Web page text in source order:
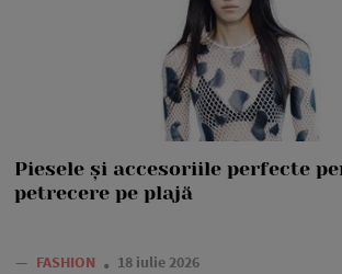
Piesele și accesoriile perfecte
petrecere pe plajă
— FASHION 18 iulie 2026